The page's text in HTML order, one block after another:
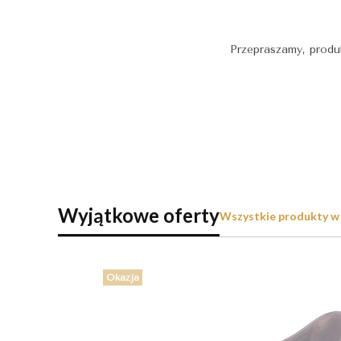
Przepraszamy,
Wyjątkowe ofertyWszystkie produkty
Okazja